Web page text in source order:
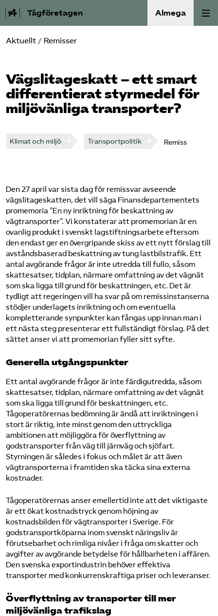
Tågföretagen Almega
Aktuellt
Reformagenda för järnvägen
Våra frågor
Mina sidor (almega.se)
Bli medlem
Logga in på Arbetsgivarguiden
Sök på tagforetagen.se
Aktuellt / Remisser
Vägslitageskatt – ett smart
differentierat styrmedel för
miljövänliga transporter?
Klimat och miljö Transportpolitik Remiss
Den 27 april var sista dag för remissvar avseende
vägslitageskatten, det vill säga Finansdepartementets
promemoria ”En ny inriktning för beskattning av
vägtransporter”. Vi konstaterar att promemorian är en
ovanlig produkt i svenskt lagstiftningsarbete eftersom
den endast ger en övergripande skiss av ett nytt förslag till
avståndsbaserad beskattning av tung lastbilstrafik. Ett
antal avgörande frågor är inte utredda till fullo, såsom
skattesatser, tidplan, närmare omfattning av det vägnät
som ska ligga till grund för beskattningen, etc. Det är
tydligt att regeringen vill ha svar på om remissinstanserna
stödjer underlagets inriktning och om eventuella
kompletterande synpunkter kan fångas upp innan man i
ett nästa steg presenterar ett fullständigt förslag. På det
sättet anser vi att promemorian fyller sitt syfte.
Generella utgångspunkter
Ett antal avgörande frågor är inte färdigutredda, såsom
skattesatser, tidplan, närmare omfattning av det vägnät
som ska ligga till grund för beskattningen, etc.
Tågoperatörernas bedömning är ändå att inriktningen i
stort är riktig, inte minst genom den uttryckliga
ambitionen att möjliggöra för överflyttning av
godstransporter från väg till järnväg och sjöfart.
Styrningen är således i fokus och målet är att även
vägtransporterna i framtiden ska täcka sina externa
kostnader.
Tågoperatörernas anser emellertid inte att det viktigaste
är ett ökat kostnadstryck genom höjning av
kostnadsbilden för vägtransporter i Sverige. För
godstransportköparna inom svenskt näringsliv är
förutsebarhet och rimliga nivåer i fråga om skatter och
avgifter av avgörande betydelse för hållbarheten i affären.
Den svenska exportindustrin behöver effektiva
transporter med konkurrenskraftiga priser och leveranser.
Överflyttning av transporter till mer
miljövänliga trafikslag